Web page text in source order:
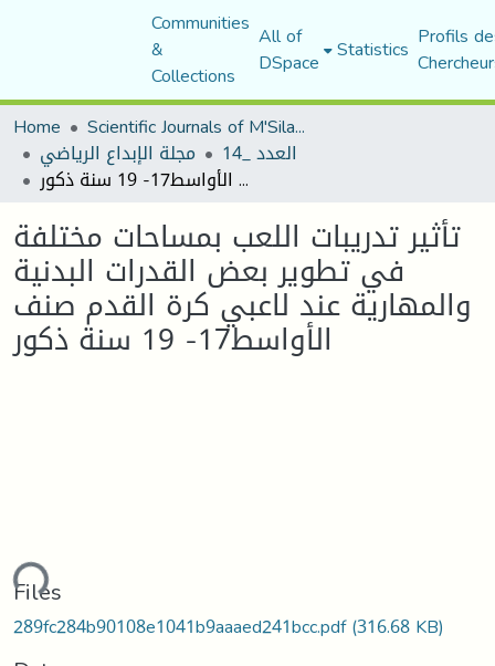
Communities
&
Collections
All of
DSpace Statistics Profils
Home
Scientific Journals of M'Sila University
مجلة الإبداع الرياضي العدد _14
تأثير تدريبات اللعب بمساحات مختلفة في تطوير بعض القدرات البدنية والمهارية عند لاعبي كرة القدم صنف الأواسط17- 19 سنة ذكور
تأثير تدريبات اللعب بمساحات مختلفة
في تطوير بعض القدرات البدنية
والمهارية عند لاعبي كرة القدم صنف
الأواسط17- 19 سنة ذكور
Files
289fc284b90108e1041b9aaaed241bcc.pdf(316.68 KB)